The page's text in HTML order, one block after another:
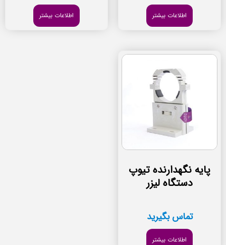
اطلاعات بیشتر اطلاعات بیشتر
پایه نگهدارنده تیوپ
دستگاه لیزر
تماس بگیرید
اطلاعات بیشتر